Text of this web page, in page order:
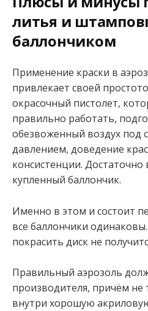
литья и
баллончиком
Применение краски в
привлекает своей
окрасочный пистолет,
правильно работать,
обезвоженный воздух под
давлением, доведение
консистенции. Достаточно
купленный баллончик.
Именно в этом и состоит
все баллончики
покрасить диск не
Правильный аэрозоль
производителя, причём не
внутри хорошую